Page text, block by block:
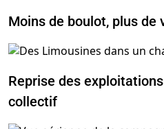
Moins de boulot, plus de
Reprise des
collectif